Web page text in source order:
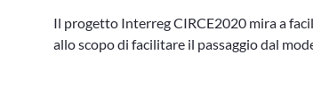
Il progetto Interreg CIRCE2020 mira a
allo scopo di facilitare il passaggio dal